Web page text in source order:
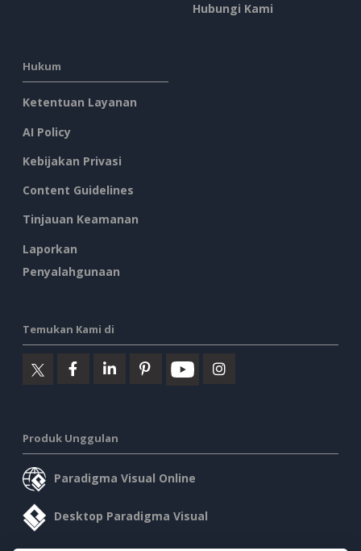
Hubungi Kami
Hukum
Ketentuan Layanan
AI Policy
Kebijakan Privasi
Content Guidelines
Tinjauan Keamanan
Laporkan
Penyalahgunaan
Temukan Kami di
Produk Unggulan
Paradigma Visual Online
Desktop Paradigma Visual